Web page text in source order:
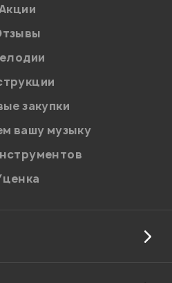
персональных данных в
в отношении обработки
число:
закупки
вашу музыку